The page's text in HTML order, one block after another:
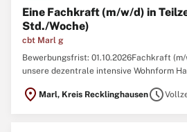
Eine Fachkraft (m/w/d) in
Std./Woche)
cbt Marl g
Bewerbungsfrist: 01.10.2026Fachkraft
unsere dezentrale intensive Wohnform
Trägergesellschaft Marl gemeinnützige
location_on Marl, Kreis Recklinghausenschedule